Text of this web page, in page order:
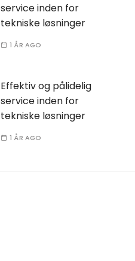
service inden for
tekniske løsninger
1 ÅR AGO
Effektiv og pålidelig
service inden for
tekniske løsninger
1 ÅR AGO